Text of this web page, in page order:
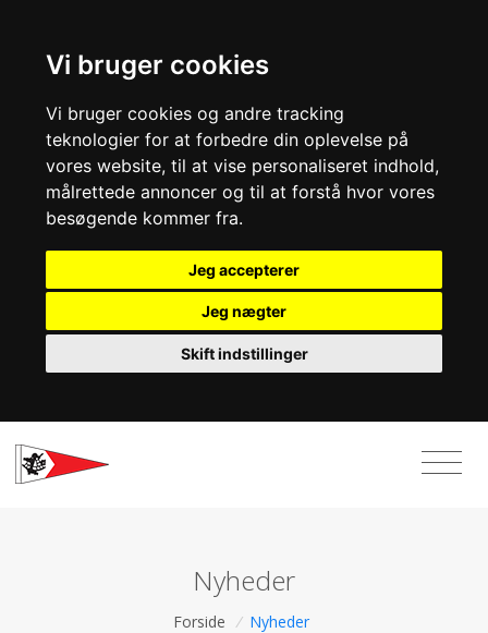
Vi bruger cookies
Vi bruger cookies og andre tracking
teknologier for at forbedre din oplevelse på
vores website, til at vise personaliseret indhold,
målrettede annoncer og til at forstå hvor vores
besøgende kommer fra.
Jeg accepterer
Jeg nægter
Skift indstillinger
Nyheder
Forside / Nyheder